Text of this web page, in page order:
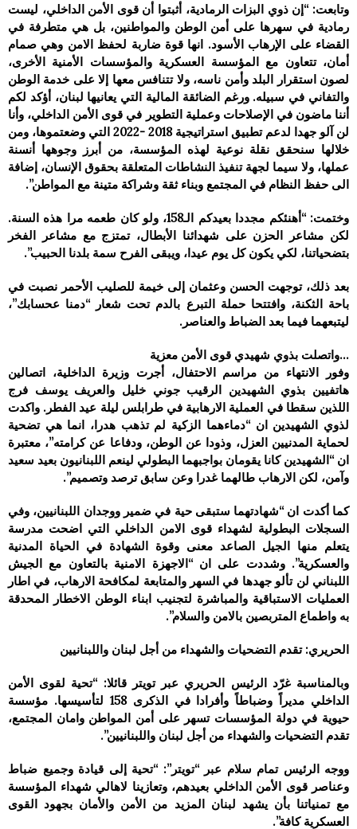
وتابعت: “إن ذوي البزات الرمادية، أثبتوا أن قوى الأمن الداخلي، ليست
رمادية في سهرها على أمن الوطن والمواطنين، بل هي متطرفة في
القضاء على الإرهاب الأسود. انها قوة ضاربة لحفظ الامن وهي صمام
أمان، تتعاون مع المؤسسة العسكرية والمؤسسات الأمنية الأخرى،
لصون استقرار البلد وأمن ناسه، ولا تتنافس معها إلا على خدمة الوطن
والتفاني في سبيله. ورغم الضائقة المالية التي يعانيها لبنان، أؤكد لكم
أننا ماضون في الإصلاحات وعملية التطوير في قوى الأمن الداخلي، وأنا
لن آلو جهدا لدعم تطبيق استراتيجية 2018 -2022 التي وضعتموها، ومن
خلالها سنحقق نقلة نوعية لهذه المؤسسة، من أبرز وجوهها أنسنة
عملها، ولا سيما لجهة تنفيذ النشاطات المتعلقة بحقوق الإنسان، إضافة
الى حفظ النظام في المجتمع وبناء ثقة وشراكة متينة مع المواطن”.
وختمت: “أهنئكم مجددا بعيدكم الـ158، ولو كان طعمه مرا هذه السنة.
لكن مشاعر الحزن على شهدائنا الأبطال، تمتزج مع مشاعر الفخر
بتضحياتنا، لكي يكون كل يوم عيدا، ويبقى الفرح سمة بلدنا الحبيب”.
بعد ذلك، توجهت الحسن وعثمان إلى خيمة للصليب الأحمر نصبت في
باحة الثكنة، وافتتحا حملة التبرع بالدم تحت شعار “دمنا عحسابك”،
ليتبعهما فيما بعد الضباط والعناصر.
…واتصلت بذوي شهيدي قوى الأمن معزية
وفور الانتهاء من مراسم الاحتفال، أجرت وزيرة الداخلية، اتصالين
هاتفيين بذوي الشهيدين الرقيب جوني خليل والعريف يوسف فرج
اللذين سقطا في العملية الارهابية في طرابلس ليلة عيد الفطر. واكدت
لذوي الشهيدين ان “دماءهما الزكية لم تذهب هدرا، انما هي تضحية
لحماية المدنيين العزل، وذودا عن الوطن، ودفاعا عن كرامته”، معتبرة
ان “الشهيدين كانا يقومان بواجبهما البطولي لينعم اللبنانيون بعيد سعيد
وآمن، لكن الارهاب طالهما غدرا وعن سابق ترصد وتصميم”.
كما أكدت ان “شهادتهما ستبقى حية في ضمير ووجدان اللبنانيين، وفي
السجلات البطولية لشهداء قوى الامن الداخلي التي اضحت مدرسة
يتعلم منها الجيل الصاعد معنى وقوة الشهادة في الحياة المدنية
والعسكرية”. وشددت على ان “الاجهزة الامنية بالتعاون مع الجيش
اللبناني لن تألو جهدها في السهر والمتابعة لمكافحة الارهاب، في اطار
العمليات الاستباقية والمباشرة لتجنيب ابناء الوطن الاخطار المحدقة
به واطماع المتربصين بالامن والسلام”.
الحريري: تقدم التضحيات والشهداء من أجل لبنان واللبنانيين
وبالمناسبة غرّد الرئيس الحريري عبر تويتر قائلا: “تحية لقوى الأمن
الداخلي مديراً وضباطاً وأفرادا في الذكرى 158 لتأسيسها. مؤسسة
حيوية في دولة المؤسسات تسهر على أمن المواطن وامان المجتمع،
تقدم التضحيات والشهداء من أجل لبنان واللبنانيين”.
ووجه الرئيس تمام سلام عبر “تويتر”: “تحية إلى قيادة وجميع ضباط
وعناصر قوى الأمن الداخلي بعيدهم، وتعازينا لاهالي شهداء المؤسسة
مع تمنياتنا بأن يشهد لبنان المزيد من الأمن والأمان بجهود القوى
العسكرية كافة”.